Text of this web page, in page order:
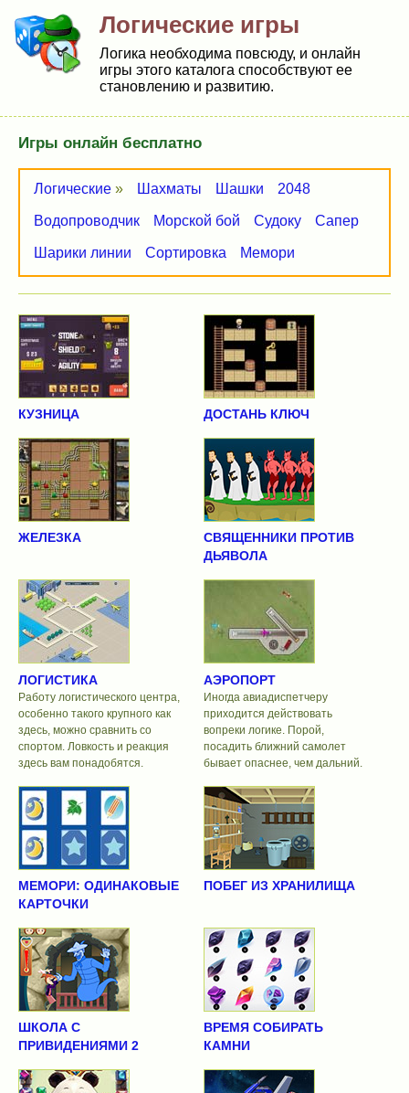
Логические игры
Логика необходима повсюду, и онлайн
игры этого каталога способствуют ее
становлению и развитию.
Игры онлайн бесплатно
Логические » Шахматы Шашки 2048
Водопроводчик Морской бой Судоку Сапер
Шарики линии Сортировка Мемори
КУЗНИЦА ДОСТАНЬ КЛЮЧ
ЖЕЛЕЗКА
СВЯЩЕННИКИ ПРОТИВ
ДЬЯВОЛА
ЛОГИСТИКА
Работу логистического центра,
особенно такого крупного как
здесь, можно сравнить со
спортом. Ловкость и реакция
здесь вам понадобятся.
АЭРОПОРТ
Иногда авиадиспетчеру
приходится действовать
вопреки логике. Порой,
посадить ближний самолет
бывает опаснее, чем дальний.
МЕМОРИ: ОДИНАКОВЫЕ
КАРТОЧКИ
ПОБЕГ ИЗ ХРАНИЛИЩА
ШКОЛА С
ПРИВИДЕНИЯМИ 2
ВРЕМЯ СОБИРАТЬ
КАМНИ